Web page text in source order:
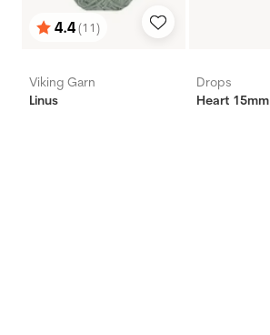
Betyg:
4.4(11)
utav 5 stjärnor
Viking Garn
Linus
Drops
Heart 15mm